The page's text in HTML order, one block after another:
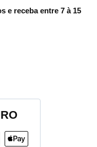
e receba entre 7 à 15